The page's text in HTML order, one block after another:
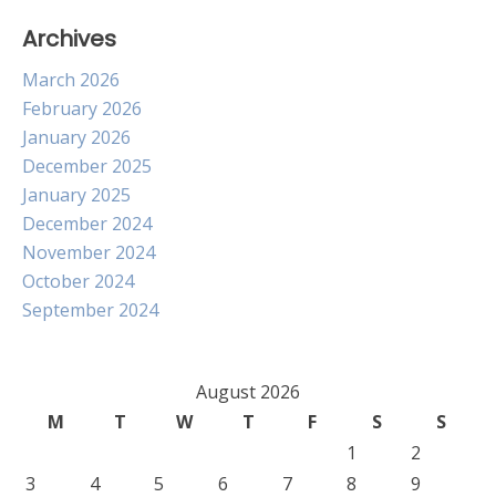
Archives
March 2026
February 2026
January 2026
December 2025
January 2025
December 2024
November 2024
October 2024
September 2024
August 2026
M
T W T F S
S
1
2
3
4 5 6 7 8
9